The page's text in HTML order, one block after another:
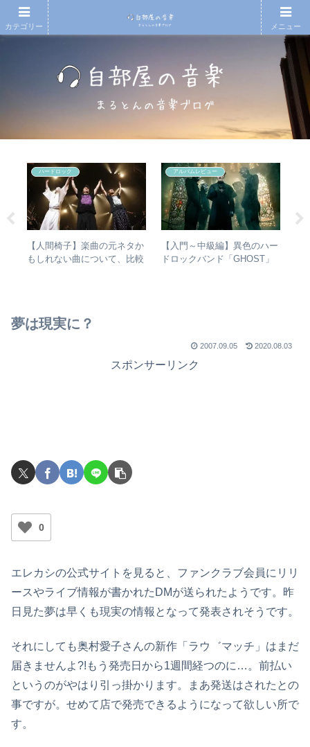
ハードロック
【人間椅子】楽曲の元ネタか
もしれない曲について、比較
アルバムレビュー
【入門～中級編】異色のハー
ドロックバンド「GHOST」
夢は現実に？
2007.09.05 2020.08.03
スポンサーリンク
0
エレカシの公式サイトを見ると、ファンクラブ会員にリリ
ースやライブ情報が書かれたDMが送られたようです。昨
日見た夢は早くも現実の情報となって発表されそうです。
それにしても奥村愛子さんの新作「ラウ゛マッチ」はまだ
届きませんよ?!もう発売日から1週間経つのに…。前払い
というのがやはり引っ掛かります。まあ発送はされたとの
事ですが。せめて店で発売できるようになって欲しい所で
す。
カテゴリー メニュー